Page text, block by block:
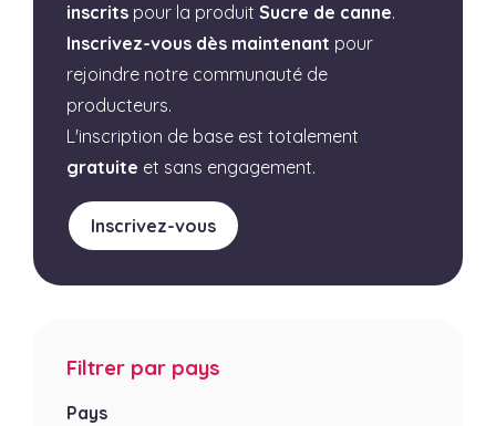
inscrits pour la produit Sucre de canne.
Inscrivez-vous dès maintenant pour
rejoindre notre communauté de
producteurs.
L'inscription de base est totalement
gratuite et sans engagement.
Inscrivez-vous
Filtrer par pays
Pays